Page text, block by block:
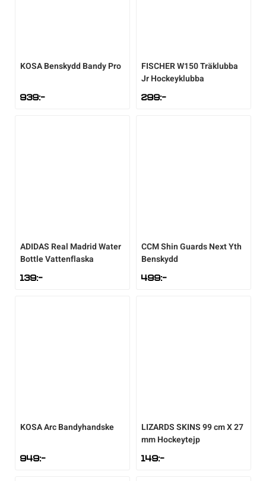
KOSABenskydd Bandy Pro
939:-
FISCHERW150 Träklubba
Jr Hockeyklubba
299:-
ADIDAS Real Madrid Water
Bottle Vattenflaska
139:-
CCMShin Guards Next Yth
Benskydd
499:-
KOSAArc Bandyhandske
949:-
LIZARDS SKINS99 cm X 27
mm Hockeytejp
149:-